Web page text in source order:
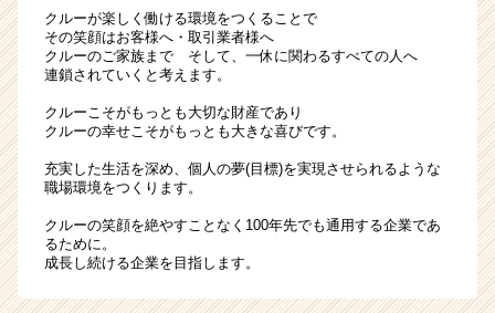
クルーが楽しく働ける環境をつくることで
その笑顔はお客様へ・取引業者様へ
クルーのご家族まで そして、一休に関わるすべての人へ
連鎖されていくと考えます。
クルーこそがもっとも大切な財産であり
クルーの幸せこそがもっとも大きな喜びです。
充実した生活を深め、個人の夢(目標)を実現させられるような
職場環境をつくります。
クルーの笑顔を絶やすことなく100年先でも通用する企業であ
るために。
成長し続ける企業を目指します。